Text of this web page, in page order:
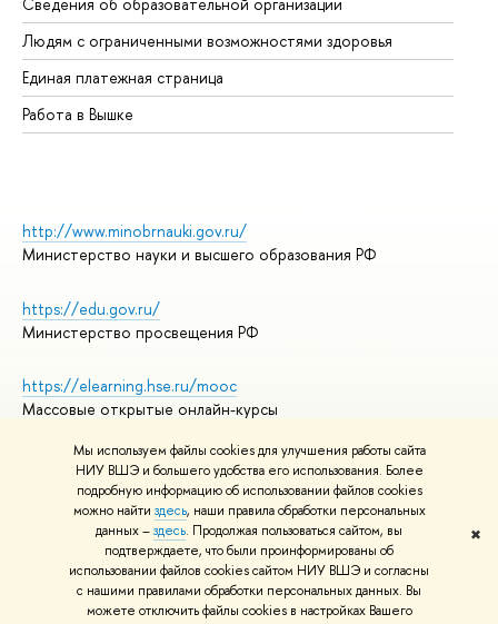
Мы используем файлы cookies для улучшения работы сайта
НИУ ВШЭ и большего удобства его использования. Более
подробную информацию об использовании файлов cookies
можно найти здесь, наши правила обработки персональных
данных –здесь. Продолжая пользоваться сайтом, вы
подтверждаете, что были проинформированы об
использовании файлов cookies сайтом НИУ ВШЭ и согласны
с нашими правилами обработки персональных данных. Вы
можете отключить файлы cookies в настройках Вашего
✖
Людям с ограниченными возможностями здоровья
Единая платежная страница
Работа в Вышке
http://www.minobrnauki.gov.ru/
Министерство науки и высшего образования РФ
https://edu.gov.ru/
Министерство просвещения РФ
https://elearning.hse.ru/mooc
Массовые открытые онлайн-курсы
© НИУ ВШЭ 1993–2026
Адреса и контакты
Условия использования материалов
Политика конфиденциальности
Правила применения рекомендательных технологий в НИУ ВШЭ
Карта сайта